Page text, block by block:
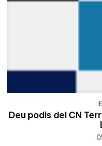
Deu podis del CN